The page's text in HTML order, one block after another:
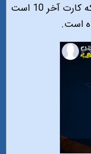
دیلر شروع به کارت گرفتن برای خود میکند که کارت آخر 10 است